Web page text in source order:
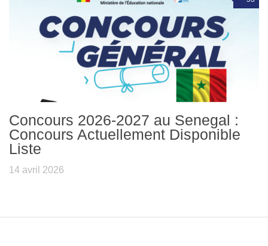
Concours 2026-2027 au Senegal :
Concours Actuellement Disponible
Liste
14 avril 2026